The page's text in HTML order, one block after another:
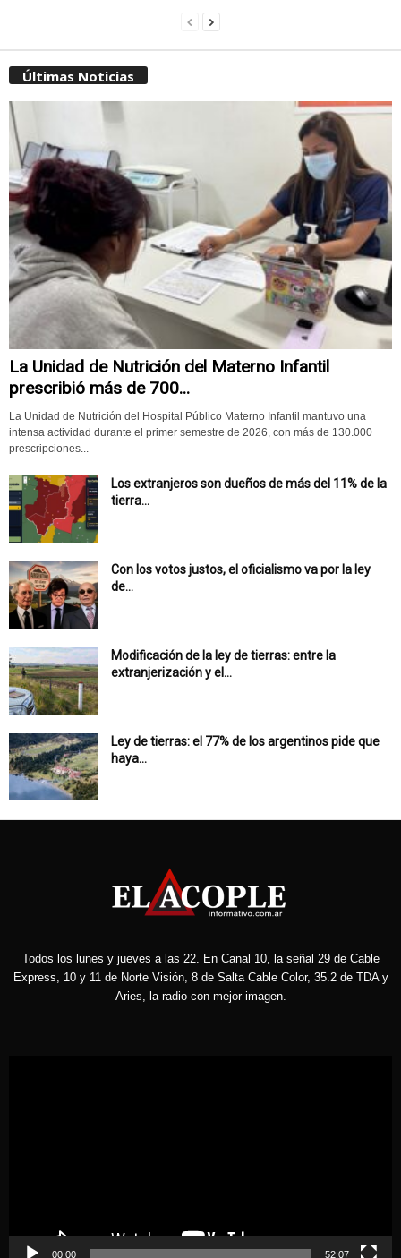
Últimas Noticias
La Unidad de Nutrición del Materno Infantil
prescribió más de 700...
La Unidad de Nutrición del Hospital Público Materno Infantil mantuvo una
intensa actividad durante el primer semestre de 2026, con más de 130.000
prescripciones...
Los extranjeros son dueños de más del 11% de la
tierra...
Con los votos justos, el oficialismo va por la ley
de...
Modificación de la ley de tierras: entre la
extranjerización y el...
Ley de tierras: el 77% de los argentinos pide que
haya...
Todos los lunes y jueves a las 22. En Canal 10, la señal 29 de Cable
Express, 10 y 11 de Norte Visión, 8 de Salta Cable Color, 35.2 de TDA y
Aries, la radio con mejor imagen.
00:00 52:07